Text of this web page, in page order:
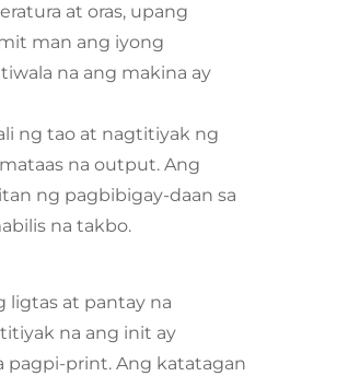
at oras, upang
man ang iyong
na ang makina ay
ng tao at nagtitiyak ng
na output. Ang
ng pagbibigay-daan sa
na takbo.
ligtas at pantay na
na ang init ay
pagpi-print. Ang katatagan